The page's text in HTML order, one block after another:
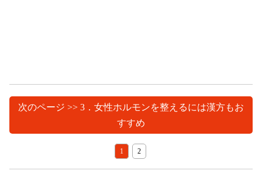
次のページ >> 3．女性ホルモンを整えるには漢方もお
すすめ
1 2